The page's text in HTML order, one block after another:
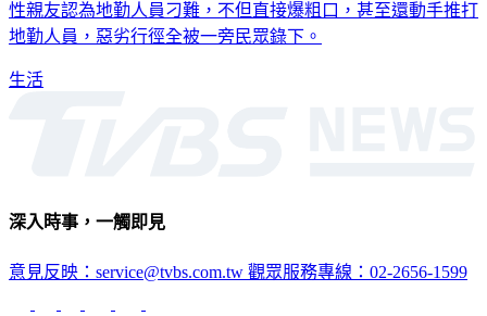
性親友認為地勤人員刁難，不但直接爆粗口，甚至還動手推打
地勤人員，惡劣行徑全被一旁民眾錄下。
生活
深入時事，一觸即見
意見反映：service@tvbs.com.tw 觀眾服務專線：02-2656-1599